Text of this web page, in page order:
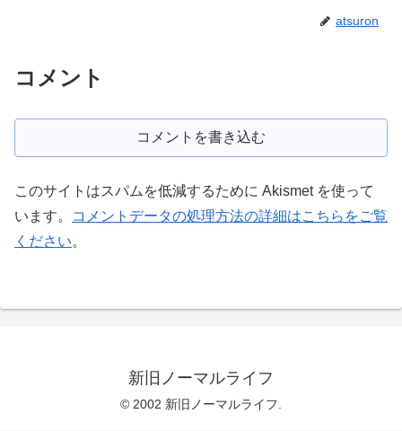
atsuron
コメント
コメントを書き込む
このサイトはスパムを低減するために Akismet を使って
います。
コメントデータの処理方法の詳細はこちらをご覧
ください。
新旧ノーマルライフ
© 2002 新旧ノーマルライフ.